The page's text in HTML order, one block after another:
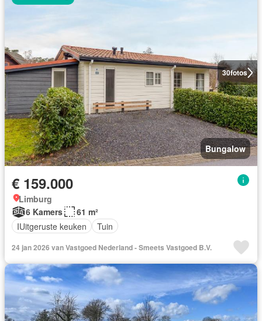
30fotos
Bungalow
€ 159.000
Limburg
6 Kamers
61 m²
IUitgeruste keuken
Tuin
24 jan 2026 van Vastgoed Nederland - Smeets Vastgoed B.V.